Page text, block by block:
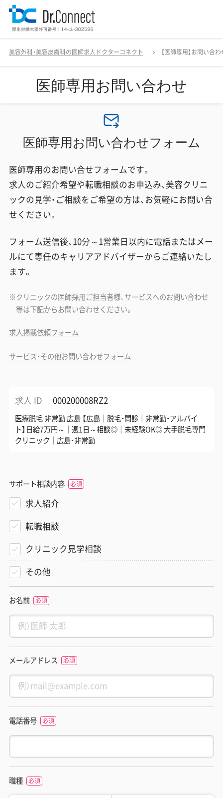
美容外科・美容皮膚科の医師求人ドクターコネクト 【医師専用】お問い合わ
医師専用お問い合わせ
医師専用お問い合わせフォーム
医師専用のお問い合せフォームです。
求人のご紹介希望や転職相談のお申込み、美容クリニ
ックの見学・ご相談をご希望の方は、お気軽にお問い合
せください。
フォーム送信後、10分～1営業日以内に電話またはメー
ルにて専任のキャリアアドバイザーからご連絡いたし
ます。
クリニックの医師採用ご担当者様、サービスへのお問い合わせ
等は下記からお問い合わせください。
求人掲載依頼フォーム
サービス・その他お問い合わせフォーム
求人 ID 000200008RZ2
医療脱毛 非常勤 広島 【広島｜脱毛・問診｜非常勤・アルバイ
ト】日給7万円～｜週1日～相談◎｜未経験OK◎ 大手脱毛専門
クリニック｜広島・非常勤
サポート相談内容
求人紹介
転職相談
クリニック見学相談
その他
お名前
メールアドレス
電話番号
職種